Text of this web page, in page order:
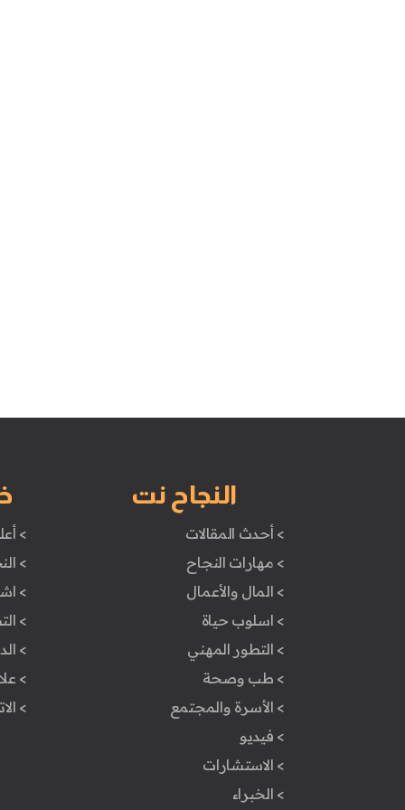
النجاح نت
> أحدث المقالات
> مهارات النجاح
> المال والأعمال
> اسلوب حياة
> التطور المهني
> طب وصحة
> الأسرة والمجتمع
> فيديو
> الاستشارات
> الخبراء
>
>
>
>
>
>
>